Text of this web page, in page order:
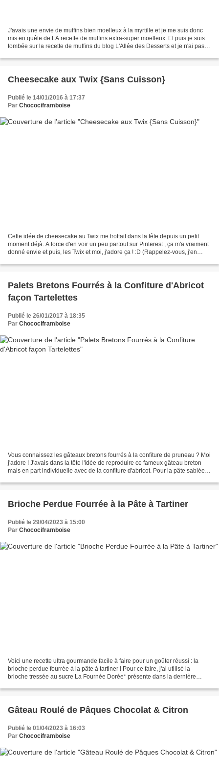
J'avais une envie de muffins bien moelleux à la myrtille et je me suis donc
mis en quête de LA recette de muffins extra-super moelleux. Et puis je suis
tombée sur la recette de muffins du blog L'Allée des Desserts et je n'ai pas
Cheesecake aux Twix {Sans Cuisson}
Publié le 14/01/2016 à 17:37
Par Chocociframboise
Cette idée de cheesecake au Twix me trottait dans la tête depuis un petit
moment déjà. A force d'en voir un peu partout sur Pinterest , ça m'a vraiment
donné envie et puis, les Twix et moi, j'adore ça ! :D (Rappelez-vous, j'en
Palets Bretons Fourrés à la Confiture d'Abricot
façon Tartelettes
Publié le 26/01/2017 à 18:35
Par Chocociframboise
Vous connaissez les gâteaux bretons fourrés à la confiture de pruneau ? Moi
j'adore ! J'avais dans la tête l'idée de reproduire ce fameux gâteau breton
mais en part individuelle avec de la confiture d'abricot. Pour la pâte sablée,
Brioche Perdue Fourrée à la Pâte à Tartiner
Publié le 29/04/2023 à 15:00
Par Chocociframboise
Voici une recette ultra gourmande facile à faire pour un goûter réussi : la
brioche perdue fourrée à la pâte à tartiner ! Pour ce faire, j'ai utilisé la
brioche tressée au sucre La Fournée Dorée* présente dans la dernière
Gâteau Roulé de Pâques Chocolat & Citron
Publié le 01/04/2023 à 16:03
Par Chocociframboise